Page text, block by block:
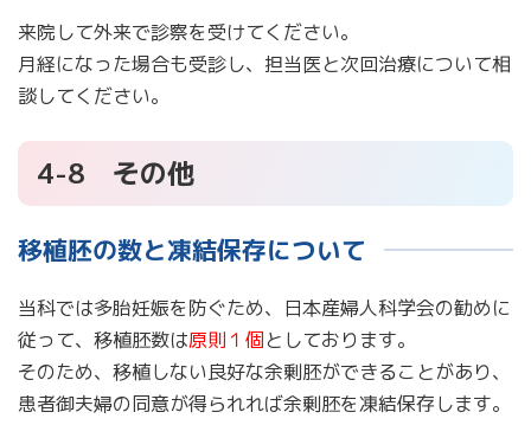
来院して外来で診察を受けてください。
月経になった場合も受診し、担当医と次回治療について相
談してください。
4-8 その他
移植胚の数と凍結保存について
当科では多胎妊娠を防ぐため、日本産婦人科学会の勧めに
従って、移植胚数は原則１個としております。
そのため、移植しない良好な余剰胚ができることがあり、
患者御夫婦の同意が得られれば余剰胚を凍結保存します。